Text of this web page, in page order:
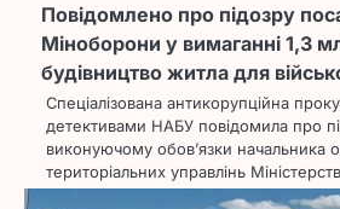
Повідомлено про підозру
Міноборони у вимаганні 1,3
будівництво житла для
Спеціалізована антикорупційна
детективами НАБУ повідомила про
виконуючому обов’язки начальника
територіальних управлінь